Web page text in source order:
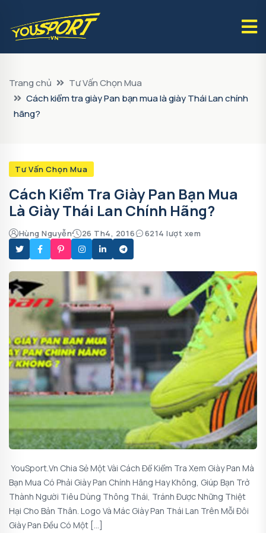
Trang chủ
Tư Vấn Chọn Mua
Cách kiểm tra giày Pan bạn mua là giày Thái Lan chính
hãng?
Tư Vấn Chọn Mua
Cách Kiểm Tra Giày Pan Bạn Mua
Là Giày Thái Lan Chính Hãng?
Hùng Nguyễn 26 Th4, 2016 6214 lượt xem
YouSport.vn Chia Sẻ Một Vài Cách Để Kiểm Tra Xem Giày Pan Mà
Bạn Mua Có Phải Giày Pan Chính Hãng Hay Không, Giúp Bạn Trở
Thành Người Tiêu Dùng Thông Thái, Tránh Được Những Thiệt
Hại Cho Bản Thân. Logo Và Mác Giày Pan Thái Lan Trên Mỗi Đôi
Giày Pan Đều Có Một […]